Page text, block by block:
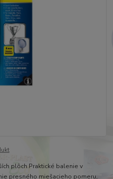
plôch.Praktické balenie v
presného miešacieho pomeru,